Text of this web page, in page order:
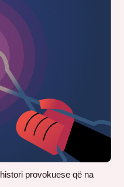
provokuese që na